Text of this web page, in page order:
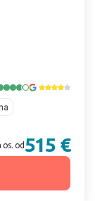
os. od 515 €